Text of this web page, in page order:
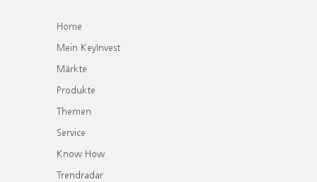
Home
Mein KeyInvest
Märkte
Produkte
Themen
Service
Know How
Trendradar